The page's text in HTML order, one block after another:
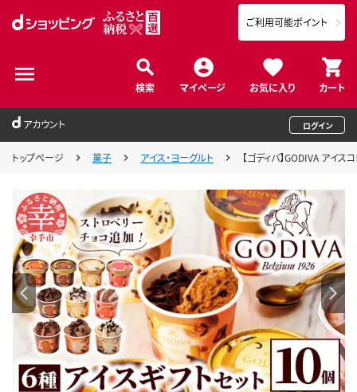
検索 マイページ お気に入り カート
ご利用可能ポイント
アカウント ログイン
トップページ 菓子 アイス・ヨーグルト 【ゴディバ】GODIVA アイ